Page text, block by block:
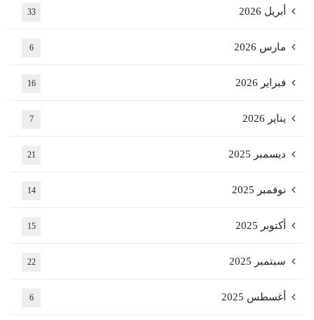
أبريل 2026 33
مارس 2026 6
فبراير 2026 16
يناير 2026 7
ديسمبر 2025 21
نوفمبر 2025 14
أكتوبر 2025 15
سبتمبر 2025 22
أغسطس 2025 6